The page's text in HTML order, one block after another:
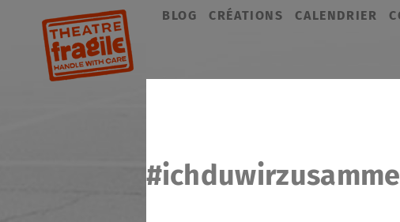
au
BLOG CRÉATIONS CALENDRIER